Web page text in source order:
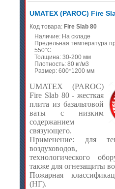
UMATEX (PAROC) Fire
Код товара: Fire Slab 80
Наличие: На складе
Предельная температура
550°C
Толщина: 30-200 мм
Плотность: 80 кг/м3
Размер: 600*1200 мм
UMATEX (PAROC)
Fire Slab 80 - жесткая
плита из базальтовой
ваты с низким
содержанием
связующего.
Применение: для
воздуховодов,
технологического
также для огнезащиты
Пожарная
(НГ).